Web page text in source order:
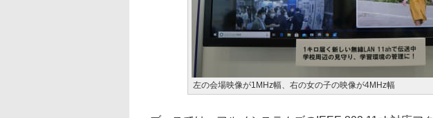
左の会場映像が1MHz幅、右の女の子の映像が4MHz幅